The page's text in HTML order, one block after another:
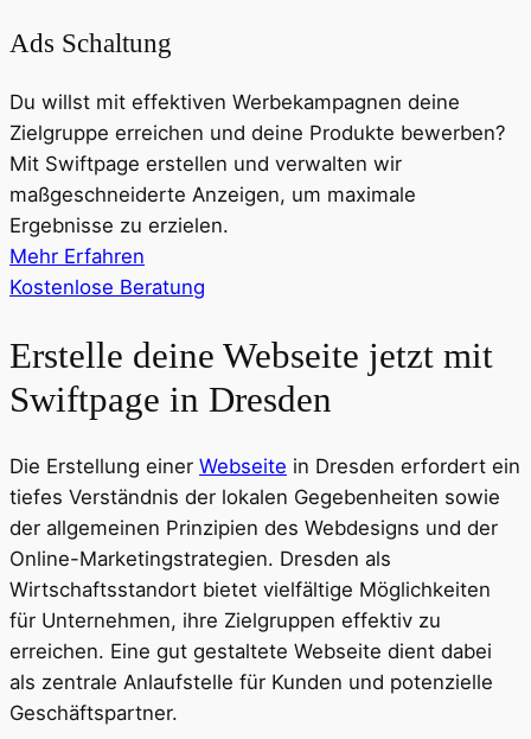
Ads Schaltung
Du willst mit effektiven Werbekampagnen deine
Zielgruppe erreichen und deine Produkte bewerben?
Mit Swiftpage erstellen und verwalten wir
maßgeschneiderte Anzeigen, um maximale
Ergebnisse zu erzielen.
Mehr Erfahren
Kostenlose Beratung
Erstelle deine Webseite jetzt mit
Swiftpage in Dresden
Die Erstellung einer Webseite in Dresden erfordert ein
tiefes Verständnis der lokalen Gegebenheiten sowie
der allgemeinen Prinzipien des Webdesigns und der
Online-Marketingstrategien. Dresden als
Wirtschaftsstandort bietet vielfältige Möglichkeiten
für Unternehmen, ihre Zielgruppen effektiv zu
erreichen. Eine gut gestaltete Webseite dient dabei
als zentrale Anlaufstelle für Kunden und potenzielle
Geschäftspartner.